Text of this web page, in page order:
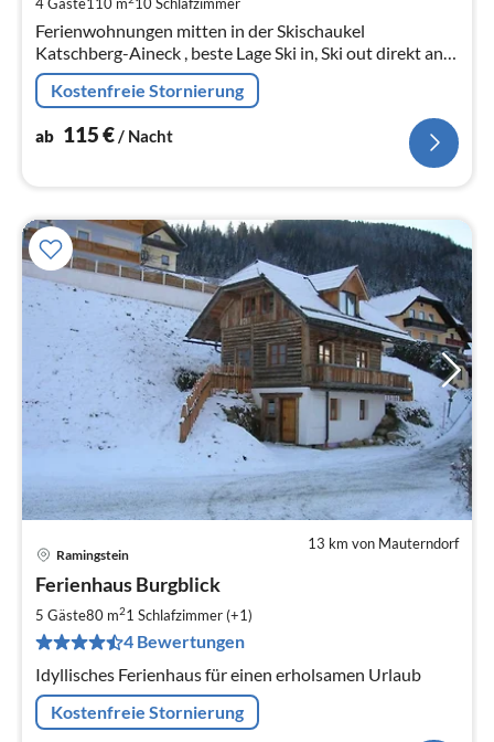
Ferienwohnungen mitten in der Skischaukel
Katschberg-Aineck , beste Lage Ski in, Ski out direkt an
der Piste Neu unsere Apresskibar Almkessel gut Essen u
Trinken super Location
Kostenfreie Stornierung
ab 115€/ Nacht
13 km von Mauterndorf
Ramingstein
Ferienhaus Burgblick
5 Gäste80 m21 Schlafzimmer (+1)
4 Bewertungen
Idyllisches Ferienhaus für einen erholsamen Urlaub
Kostenfreie Stornierung